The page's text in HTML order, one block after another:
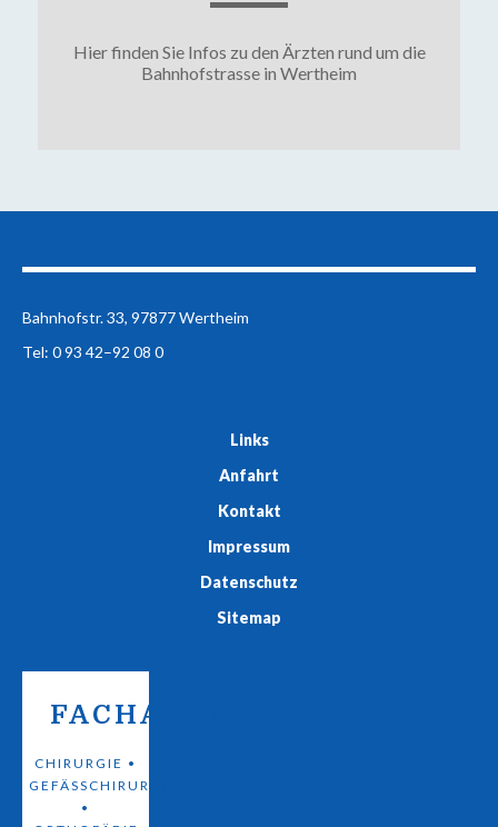
Hier finden Sie Infos zu den Ärzten rund um die
Bahnhofstrasse in Wertheim
Bahnhofstr. 33, 97877 Wertheim
Tel: 0 93 42–92 08 0
Links
Anfahrt
Kontakt
Impressum
Datenschutz
Sitemap
FACHARZTPRAXIS
CHIRURGIE •
GEFÄSSCHIRURGIE •
O